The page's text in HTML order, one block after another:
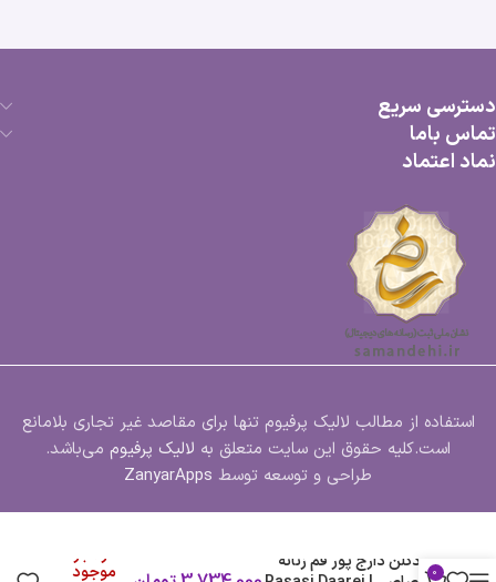
دسترسی سریع
تماس باما
نماد اعتماد
استفاده از مطالب لالیک پرفیوم تنها برای مقاصد غیر تجاری بلامانع
است.کلیه حقوق این سایت متعلق به لالیک پرفیوم می‌باشد.
طراحی و توسعه توسط ZanyarApps
ادکلن دارج پور فم زنانه
در انبار
موجود 0